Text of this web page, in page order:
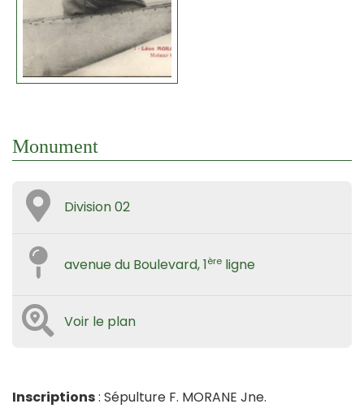
Monument
Division 02
avenue du Boulevard, 1ère ligne
Voir le plan
Inscriptions: Sépulture F. MORANE Jne.